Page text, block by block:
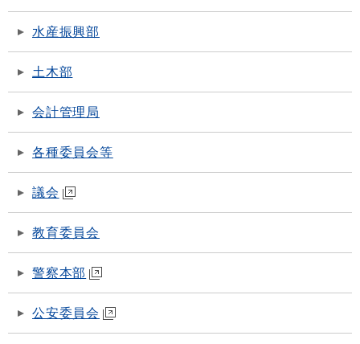
水産振興部
土木部
会計管理局
各種委員会等
議会
教育委員会
警察本部
公安委員会